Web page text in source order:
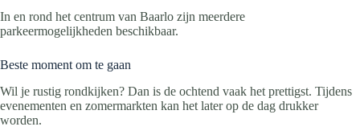
In en rond het centrum van Baarlo zijn meerdere
parkeermogelijkheden beschikbaar.
Beste moment om te gaan
Wil je rustig rondkijken? Dan is de ochtend vaak het prettigst. Tijdens
evenementen en zomermarkten kan het later op de dag drukker
worden.